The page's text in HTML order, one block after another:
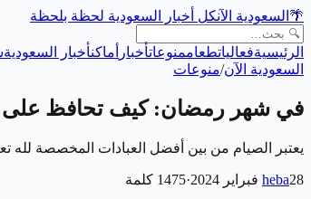
🌴 السعودية الآنكل أخبار السعودية لحظة بلحظة
الرئيسيةفعالياتطعاممنوعاتأخبار أماكنأخبار السعودية
السعودية الآن/منوعات
في شهر رمضان: كيف تحافظ على
يعتبر الصيام من بين أفضل العبادات المخصصة لله
heba28 فبراير 2024 ·
1475 كلمة